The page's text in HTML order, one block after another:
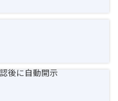
後に自動開示